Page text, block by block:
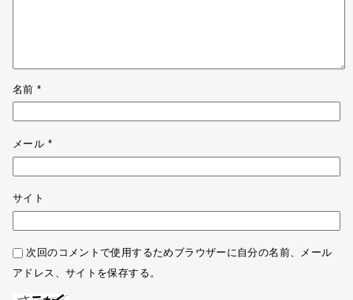
名前*
メール *
サイト
次回のコメントで使用するためブラウザーに自分の名前、メール
アドレス、サイトを保存する。